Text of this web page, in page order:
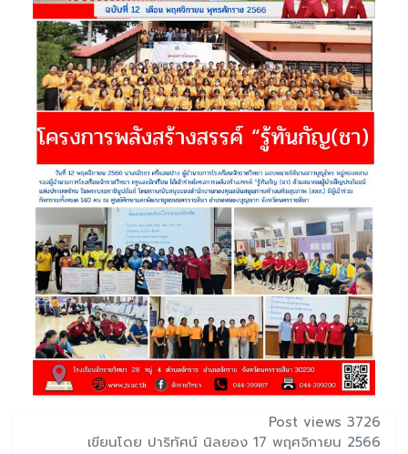
Post views 3726
เขียนโดย ปาริทัศน์ นิลยอง 17 พฤศจิกายน 2566